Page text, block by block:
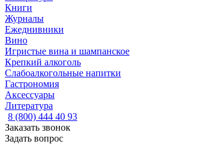
Книги
Журналы
Ежеднивники
Вино
Игристые вина и шампанское
Крепкий алкоголь
Слабоалкогольные напитки
Гастрономия
Аксессуары
Литература
8 (800) 444 40 93
Заказать звонок
Задать вопрос